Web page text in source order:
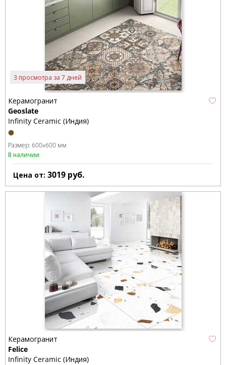
3 просмотра за 7 дней
Керамогранит
Geoslate
Infinity Ceramic (Индия)
Размер: 600x600 мм
В наличии
Цена от: 3019 руб.
Керамогранит
Felice
Infinity Ceramic (Индия)